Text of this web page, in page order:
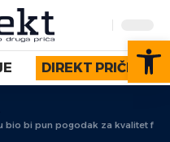
DIREKT PRIČE
bio bi pun pogodak za kvalitet